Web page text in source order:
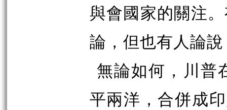
與會國家的關注
論，但也有人論
無論如何，川普
平兩洋，合併成